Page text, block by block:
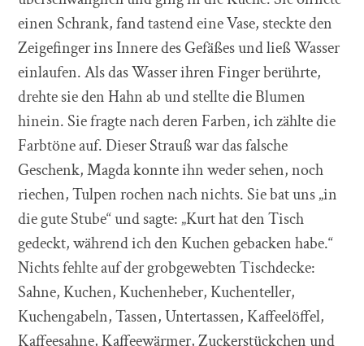
einen Schrank, fand tastend eine Vase, steckte den
Zeigefinger ins Innere des Gefäßes und ließ Wasser
einlaufen. Als das Wasser ihren Finger berührte,
drehte sie den Hahn ab und stellte die Blumen
hinein. Sie fragte nach deren Farben, ich zählte die
Farbtöne auf. Dieser Strauß war das falsche
Geschenk, Magda konnte ihn weder sehen, noch
riechen, Tulpen rochen nach nichts. Sie bat uns „in
die gute Stube“ und sagte: „Kurt hat den Tisch
gedeckt, während ich den Kuchen gebacken habe.“
Nichts fehlte auf der grobgewebten Tischdecke:
Sahne, Kuchen, Kuchenheber, Kuchenteller,
Kuchengabeln, Tassen, Untertassen, Kaffeelöffel,
Kaffeesahne, Kaffeewärmer, Zuckerstückchen und